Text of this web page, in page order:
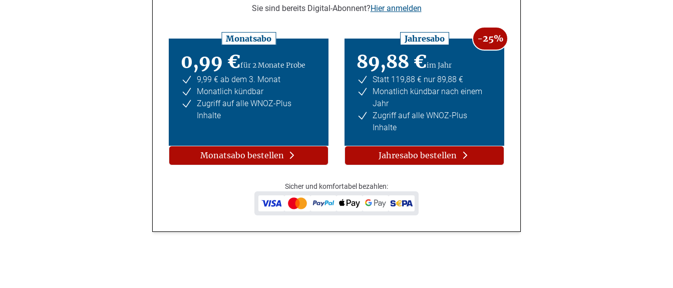
Sie sind bereits Digital-Abonnent?Hier anmelden
Monatsabo
0,99 €für 2 Monate Probe
9,99 € ab dem 3. Monat
Monatlich kündbar
Zugriff auf alle WNOZ-Plus
Inhalte
Monatsabo bestellen
Jahresabo -25%
89,88 €im Jahr
Statt 119,88 € nur 89,88 €
Monatlich kündbar nach einem
Jahr
Zugriff auf alle WNOZ-Plus
Inhalte
Jahresabo bestellen
Sicher und komfortabel bezahlen: